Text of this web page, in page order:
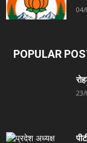
04/
POPULAR
23/